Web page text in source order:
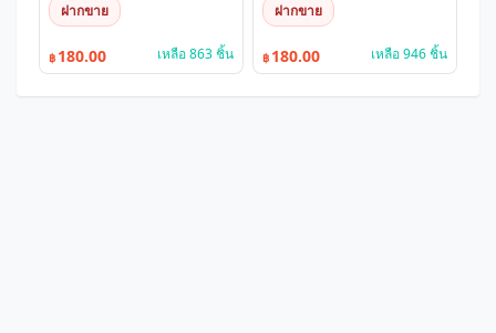
ฝากขาย
฿ 180.00 เหลือ 863 ชิ้น
ฝากขาย
฿ 180.00 เหลือ 946 ชิ้น